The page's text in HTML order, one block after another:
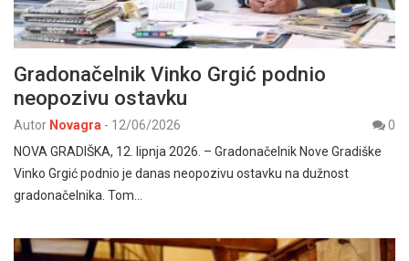
Gradonačelnik Vinko Grgić podnio
neopozivu ostavku
Autor Novagra - 12/06/2026
0
NOVA GRADIŠKA, 12. lipnja 2026. – Gradonačelnik Nove Gradiške
Vinko Grgić podnio je danas neopozivu ostavku na dužnost
gradonačelnika. Tom…